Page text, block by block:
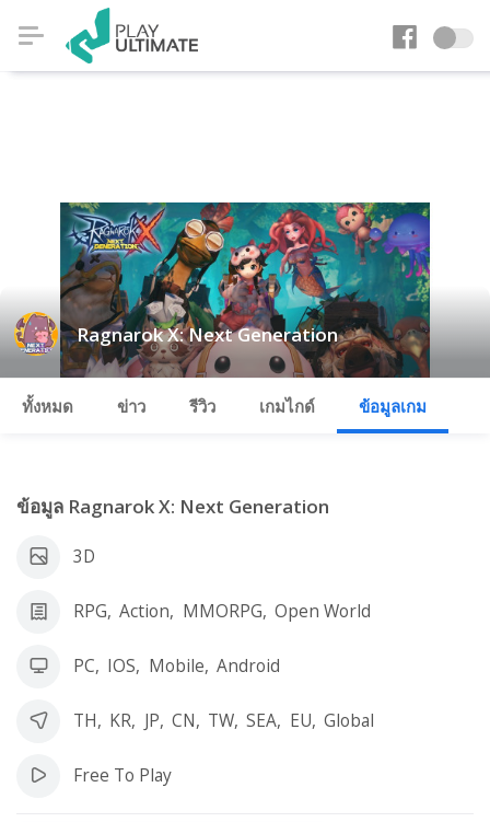
Ragnarok X: Next Generation
ทั้งหมด ข่าว รีวิว เกมไกด์ ข้อมูลเกม
ข้อมูล Ragnarok X: Next Generation
3D
RPG, Action, MMORPG, Open World
PC, IOS, Mobile, Android
TH, KR, JP, CN, TW, SEA, EU, Global
Free To Play